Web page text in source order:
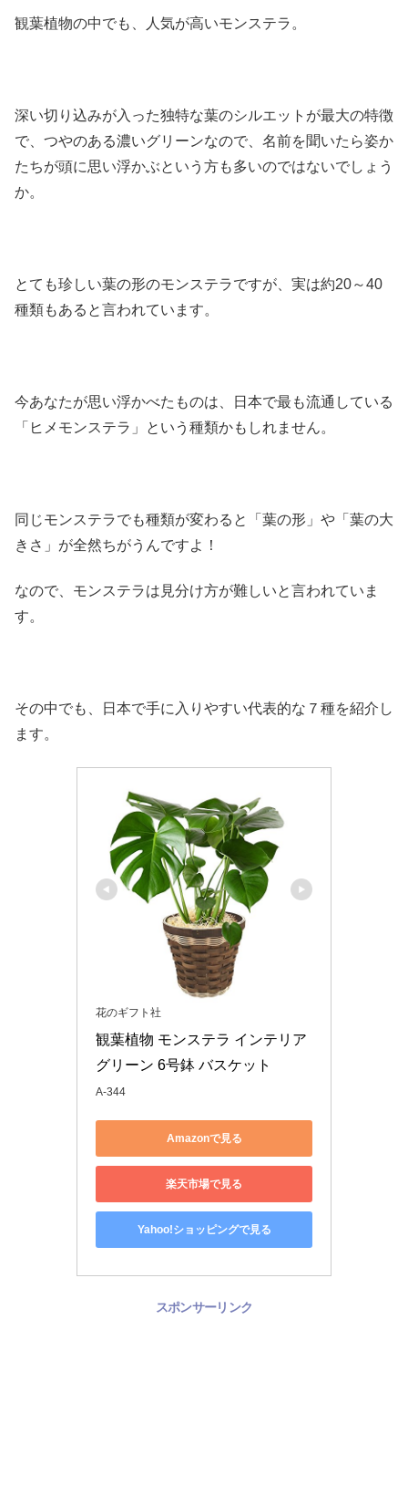
観葉植物の中でも、人気が高いモンステラ。
深い切り込みが入った独特な葉のシルエットが最大の特徴
で、つやのある濃いグリーンなので、名前を聞いたら姿か
たちが頭に思い浮かぶという方も多いのではないでしょう
か。
とても珍しい葉の形のモンステラですが、実は約20～40
種類もあると言われています。
今あなたが思い浮かべたものは、日本で最も流通している
「ヒメモンステラ」という種類かもしれません。
同じモンステラでも種類が変わると「葉の形」や「葉の大
きさ」が全然ちがうんですよ！
なので、モンステラは見分け方が難しいと言われていま
す。
その中でも、日本で手に入りやすい代表的な７種を紹介し
ます。
花のギフト社
観葉植物 モンステラ インテリア
グリーン 6号鉢 バスケット
A-344
Amazonで見る
楽天市場で見る
Yahoo!ショッピングで見る
スポンサーリンク